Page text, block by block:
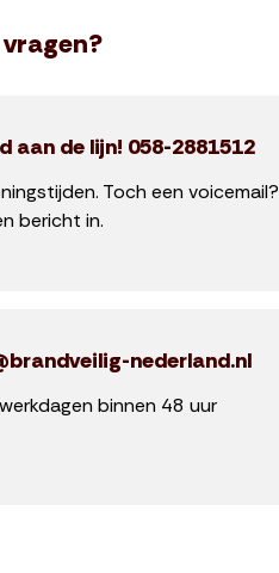
aan de lijn! 058-2881512
Toch een voicemail?
bericht in.
nederland.nl
binnen 48 uur